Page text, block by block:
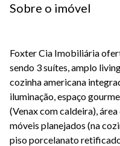
Sobre o imóvel
Foxter Cia Imobiliária
sendo 3 suítes, amplo
cozinha americana
iluminação, espaço
(Venax com caldeira),
móveis planejados (na
piso porcelanato